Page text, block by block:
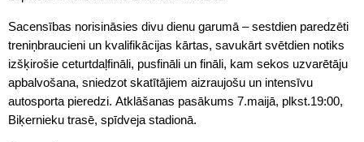
Sacensības norisināsies divu dienu garumā – sestdien paredzēti
treniņbraucieni un kvalifikācijas kārtas, savukārt svētdien notiks
izšķirošie ceturtdaļfināli, pusfināli un fināli, kam sekos uzvarētāju
apbalvošana, sniedzot skatītājiem aizraujošu un intensīvu
autosporta pieredzi. Atklāšanas pasākums 7.maijā, plkst.19:00,
Biķernieku trasē, spīdveja stadionā.